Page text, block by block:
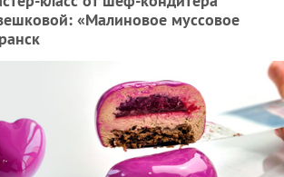
«Малиновое муссовое